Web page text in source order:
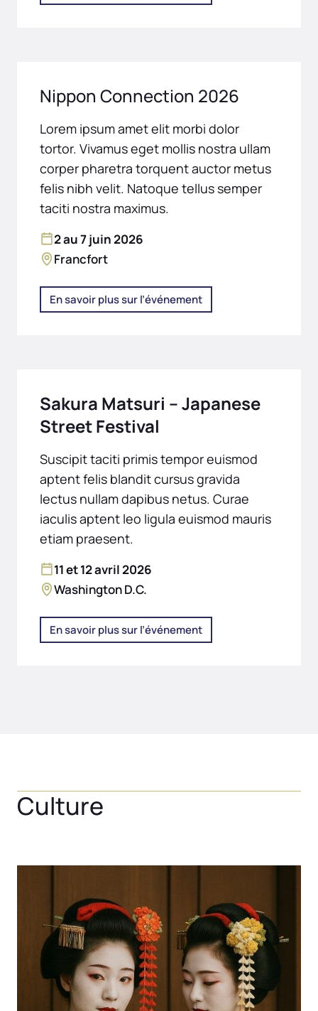
Nippon Connection 2026
Lorem ipsum amet elit morbi dolor
tortor. Vivamus eget mollis nostra ullam
corper pharetra torquent auctor metus
felis nibh velit. Natoque tellus semper
taciti nostra maximus.
2 au 7 juin 2026
Francfort
En savoir plus sur l’événement
Sakura Matsuri – Japanese
Street Festival
Suscipit taciti primis tempor euismod
aptent felis blandit cursus gravida
lectus nullam dapibus netus. Curae
iaculis aptent leo ligula euismod mauris
etiam praesent.
11 et 12 avril 2026
Washington D.C.
En savoir plus sur l’événement
Culture